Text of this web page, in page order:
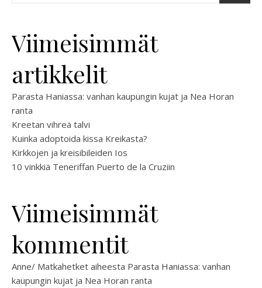
Viimeisimmät
artikkelit
Parasta Haniassa: vanhan kaupungin kujat ja Nea Horan
ranta
Kreetan vihreä talvi
Kuinka adoptoida kissa Kreikasta?
Kirkkojen ja kreisibileiden Ios
10 vinkkiä Teneriffan Puerto de la Cruziin
Viimeisimmät
kommentit
Anne/ Matkahetket aiheesta Parasta Haniassa: vanhan
kaupungin kujat ja Nea Horan ranta